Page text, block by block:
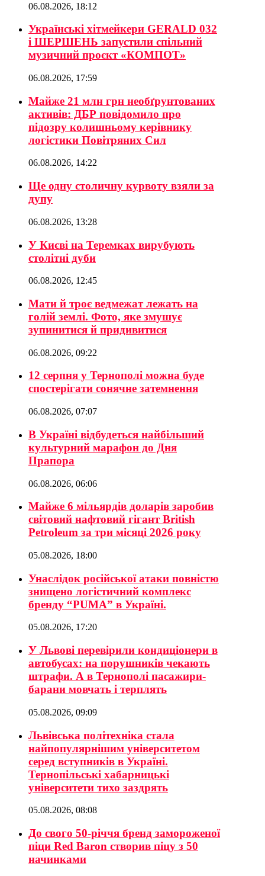
06.08.2026, 18:12
Українські хітмейкери GERALD 032
і ШЕРШЕНЬ запустили спільний
музичний проєкт «КОМПОТ»
06.08.2026, 17:59
Майже 21 млн грн необґрунтованих
активів: ДБР повідомило про
підозру колишньому керівнику
логістики Повітряних Сил
06.08.2026, 14:22
Ще одну столичну курвоту взяли за
дупу
06.08.2026, 13:28
У Києві на Теремках вирубують
столітні дуби
06.08.2026, 12:45
Мати й троє ведмежат лежать на
голій землі. Фото, яке змушує
зупинитися й придивитися
06.08.2026, 09:22
12 серпня у Тернополі можна буде
спостерігати сонячне затемнення
06.08.2026, 07:07
В Україні відбудеться найбільший
культурний марафон до Дня
Прапора
06.08.2026, 06:06
Майже 6 мільярдів доларів заробив
світовий нафтовий гігант British
Petroleum за три місяці 2026 року
05.08.2026, 18:00
Унаслідок російської атаки повністю
знищено логістичний комплекс
бренду “PUMA” в Україні.
05.08.2026, 17:20
У Львові перевірили кондиціонери в
автобусах: на порушників чекають
штрафи. А в Тернополі пасажири-
барани мовчать і терплять
05.08.2026, 09:09
Львівська політехніка стала
найпопулярнішим університетом
серед вступників в Україні.
Тернопільські хабарницькі
університети тихо заздрять
05.08.2026, 08:08
До свого 50-річчя бренд замороженої
піци Red Baron створив піцу з 50
начинками